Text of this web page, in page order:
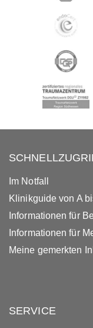
Im Notfall
Klinikguide von A
Informationen für
Informationen für
Meine gemerkten
SERVICE